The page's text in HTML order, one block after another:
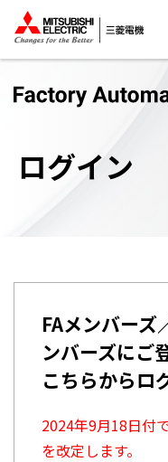
ログイン
FAメンバーズ
ンバーズにご
こちらからロ
2024年9月18日付
を改定します。